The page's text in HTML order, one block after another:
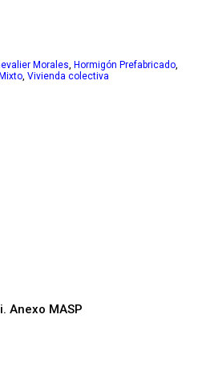
Morales, Hormigón Prefabricado,
, Vivienda colectiva
Anexo MASP